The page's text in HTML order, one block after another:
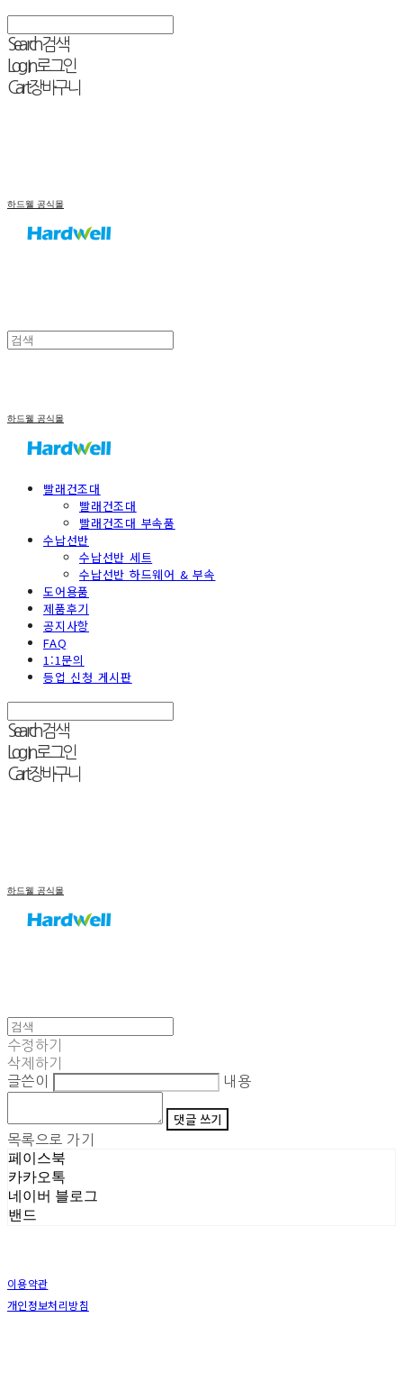
Search검색
Log In로그인
Cart장바구니
하드웰 공식몰
하드웰 공식몰
빨래건조대
빨래건조대
빨래건조대 부속품
수납선반
수납선반 세트
수납선반 하드웨어 & 부속
도어용품
제품후기
공지사항
FAQ
1:1문의
등업 신청 게시판
Search검색
Log In로그인
Cart장바구니
하드웰 공식몰
수정하기
삭제하기
글쓴이
내용
댓글 쓰기
목록으로 가기
페이스북
카카오톡
네이버 블로그
밴드
이용약관
개인정보처리방침